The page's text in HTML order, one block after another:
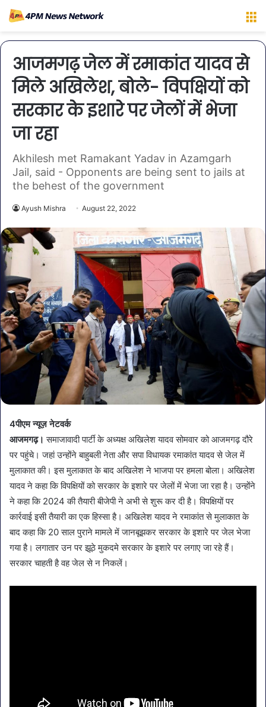
आजमगढ़ जेल में रमाकांत यादव से
मिले अखिलेश, बोले- विपक्षियों को
सरकार के इशारे पर जेलों में भेजा
जा रहा
Akhilesh met Ramakant Yadav in Azamgarh
Jail, said - Opponents are being sent to jails at
the behest of the government
Ayush Mishra August 22, 2022
4पीएम न्यूज़ नेटवर्क
आजमगढ़।समाजावादी पार्टी के अध्यक्ष अखिलेश यादव सोमवार को आजमगढ़ दौरे
पर पहुंचे। जहां उन्होंने बाहुबली नेता और सपा विधायक रमाकांत यादव से जेल में
मुलाकात की। इस मुलाकात के बाद अखिलेश ने भाजपा पर हमला बोला। अखिलेश
यादव ने कहा कि विपक्षियों को सरकार के इशारे पर जेलों में भेजा जा रहा है। उन्होंने
ने कहा कि 2024 की तैयारी बीजेपी ने अभी से शुरू कर दी है। विपक्षियों पर
कार्रवाई इसी तैयारी का एक हिस्सा है। अखिलेश यादव ने रमाकांत से मुलाकात के
बाद कहा कि 20 साल पुराने मामले में जानबूझकर सरकार के इशारे पर जेल भेजा
गया है। लगातार उन पर झूठे मुकदमे सरकार के इशारे पर लगाए जा रहे हैं।
सरकार चाहती है वह जेल से न निकलें।